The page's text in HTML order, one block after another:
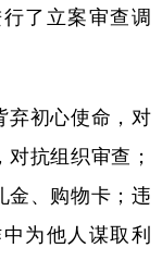
山西
江苏
江西
了立案审查调
初心使命，对
抗组织审查；
金、购物卡；违
为他人谋取利